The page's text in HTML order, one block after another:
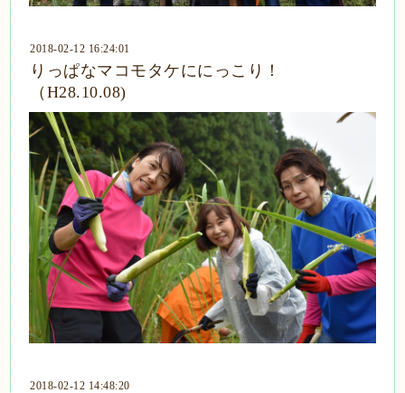
2018-02-12 16:24:01
りっぱなマコモタケににっこり！
（H28.10.08)
2018-02-12 14:48:20